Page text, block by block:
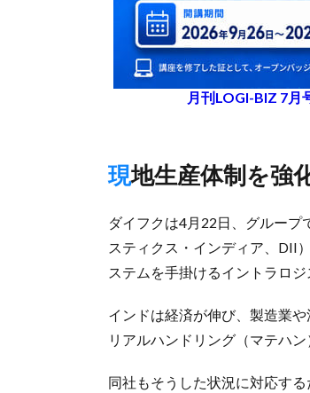
月刊LOGI-BIZ 7月
現地生産体制を
ダイフクは4月22日、グループ
スティクス・インディア、DII
ステムを手掛けるイントラロ
インドは経済が伸び、製造業
リアルハンドリング（マテハ
同社もそうした状況に対応す